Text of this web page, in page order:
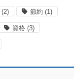
(2) 節約 (1)
資格 (3)